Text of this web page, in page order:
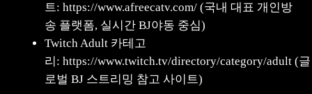
트: https://www.afreecatv.com/ (국내 대표 개인방
송 플랫폼, 실시간 BJ야동 중심)
Twitch Adult 카테고
리: https://www.twitch.tv/directory/category/adult (글
로벌 BJ 스트리밍 참고 사이트)